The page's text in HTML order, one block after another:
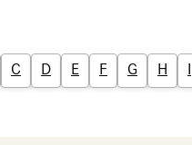
C D E F G H I